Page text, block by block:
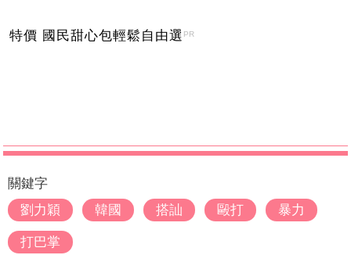
特價 國民甜心包輕鬆自由選 PR
關鍵字
劉力穎
韓國 搭訕 毆打 暴力
打巴掌